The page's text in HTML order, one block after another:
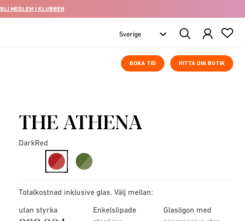
BLI MEDLEM I KLUBBEN
Search
Products
BOKA TID HITTA DIN BUTIK
THE ATHENA
DarkRed
selected
Totalkostnad inklusive glas. Välj mellan:
utan styrka
Enkelslipade
Glasögon med